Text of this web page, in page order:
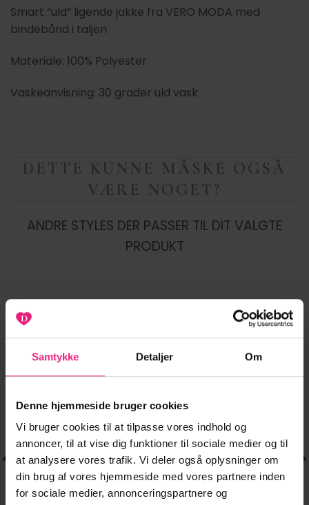
Samtykke Detaljer Om
Denne hjemmeside bruger cookies
Vi bruger cookies til at tilpasse vores indhold og
annoncer, til at vise dig funktioner til sociale medier og til
at analysere vores trafik. Vi deler også oplysninger om
din brug af vores hjemmeside med vores partnere inden
for sociale medier, annonceringspartnere og
Smart “uld” ligende jakke fra VERO MODA med
bindebånd i taljen
Materiale: 100% Polyester
Vaskeanvisning: 30 grader uld vask
DETTE KUNNE MÅSKE OGSÅ
VÆRE NOGET?
ANDRE STYLES DER PASSER TIL DIT VALGTE
PRODUKT
ønskeliste
ønskeliste